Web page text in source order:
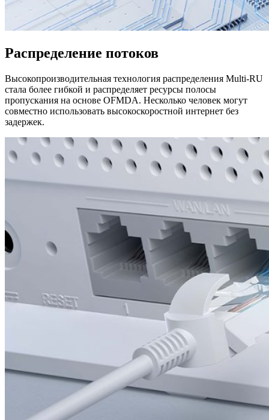
Распределение потоков
Высокопроизводительная технология распределения Multi-RU
стала более гибкой и распределяет ресурсы полосы
пропускания на основе OFMDA. Несколько человек могут
совместно использовать высокоскоростной интернет без
задержек.